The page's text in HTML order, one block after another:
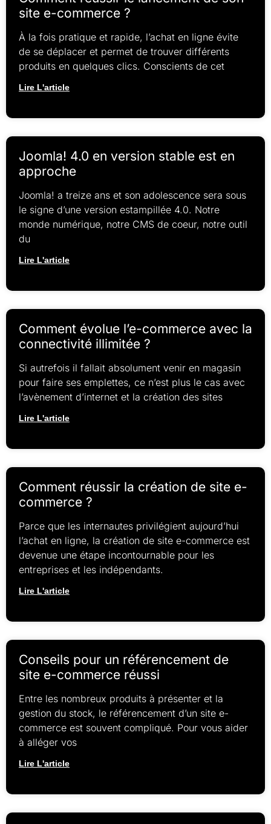
site e-commerce ?
À la fois pratique et rapide, l’achat en ligne évite
de se déplacer et permet de trouver différents
produits en quelques clics. Conscients de cet
Lire L'article
Joomla! 4.0 en version stable est en
approche
Joomla! a treize ans et son adolescence sera sous
le signe d’une version estampillée 4.0. Notre
monde numérique, notre CMS de coeur, notre outil
du
Lire L'article
Comment évolue l’e-commerce avec la
connectivité illimitée ?
Si autrefois il fallait absolument venir en magasin
pour faire ses emplettes, ce n’est plus le cas avec
l’avènement d’internet et la création des sites
Lire L'article
Comment réussir la création de site e-
commerce ?
Parce que les internautes privilégient aujourd’hui
l’achat en ligne, la création de site e-commerce est
devenue une étape incontournable pour les
entreprises et les indépendants.
Lire L'article
Conseils pour un référencement de
site e-commerce réussi
Entre les nombreux produits à présenter et la
gestion du stock, le référencement d’un site e-
commerce est souvent compliqué. Pour vous aider
à alléger vos
Lire L'article